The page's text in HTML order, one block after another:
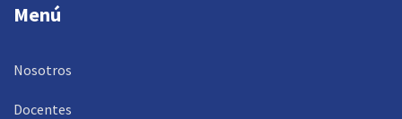
Menú
Nosotros
Docentes